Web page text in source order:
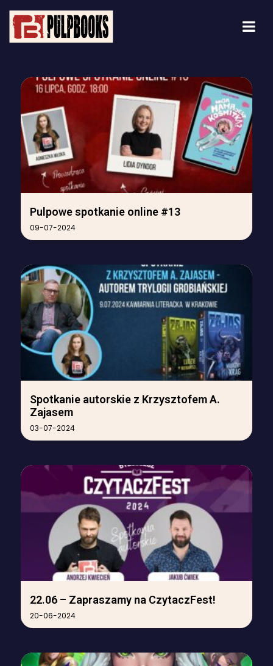
Pulpowe spotkanie online #13
09-07-2024
Spotkanie autorskie z Krzysztofem A.
Zajasem
03-07-2024
22.06 – Zapraszamy na CzytaczFest!
20-06-2024